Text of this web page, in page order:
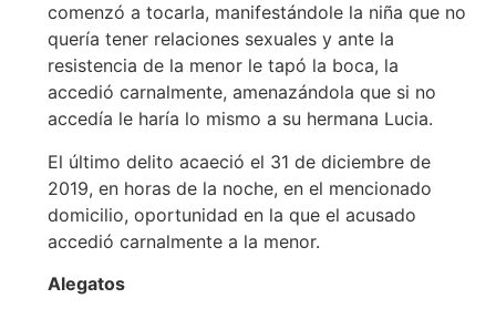
comenzó a tocarla, manifestándole la niña que no
quería tener relaciones sexuales y ante la
resistencia de la menor le tapó la boca, la
accedió carnalmente, amenazándola que si no
accedía le haría lo mismo a su hermana Lucia.
El último delito acaeció el 31 de diciembre de
2019, en horas de la noche, en el mencionado
domicilio, oportunidad en la que el acusado
accedió carnalmente a la menor.
Alegatos